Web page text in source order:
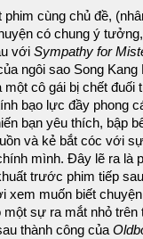
cùng chủ đề,
có chung ý
với Sympathy for
ngôi sao Song Kang
cô gái bị chết đuối
bạo lực đầy phong
bạn yêu thích, bập
và kẻ bắt cóc với
mình. Đây lẽ ra là
trước phim tiếp
xem muốn biết
một sự ra mắt nhỏ trên
thành công của